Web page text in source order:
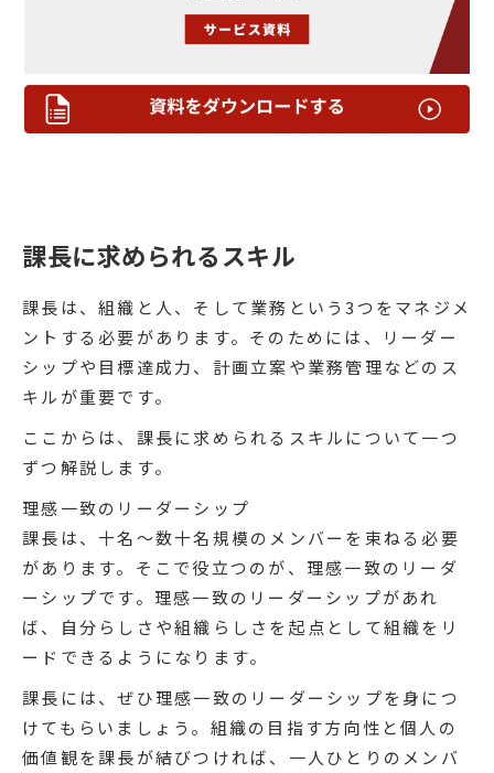
課長に求められるスキル
課長は、組織と人、そして業務という3つをマネジメ
ントする必要があります。そのためには、リーダー
シップや目標達成力、計画立案や業務管理などのス
キルが重要です。
ここからは、課長に求められるスキルについて一つ
ずつ解説します。
理感一致のリーダーシップ
課長は、十名〜数十名規模のメンバーを束ねる必要
があります。そこで役立つのが、理感一致のリーダ
ーシップです。理感一致のリーダーシップがあれ
ば、自分らしさや組織らしさを起点として組織をリ
ードできるようになります。
課長には、ぜひ理感一致のリーダーシップを身につ
けてもらいましょう。組織の目指す方向性と個人の
価値観を課長が結びつければ、一人ひとりのメンバ